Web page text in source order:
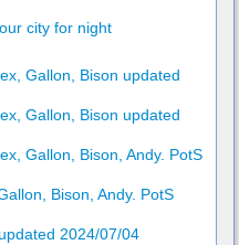
city for night
Gallon, Bison updated
Gallon, Bison updated
Gallon, Bison, Andy. PotS
Bison, Andy. PotS
2024/07/04